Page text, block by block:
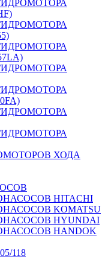
ХОДА
HITACHI
KOMATSU
HYUNDAI
HANDOK
118